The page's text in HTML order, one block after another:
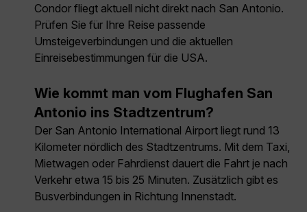
Condor fliegt aktuell nicht direkt nach San Antonio.
Prüfen Sie für Ihre Reise passende
Umsteigeverbindungen und die aktuellen
Einreisebestimmungen für die USA.
Wie kommt man vom Flughafen San
Antonio ins Stadtzentrum?
Der San Antonio International Airport liegt rund 13
Kilometer nördlich des Stadtzentrums. Mit dem Taxi,
Mietwagen oder Fahrdienst dauert die Fahrt je nach
Verkehr etwa 15 bis 25 Minuten. Zusätzlich gibt es
Busverbindungen in Richtung Innenstadt.